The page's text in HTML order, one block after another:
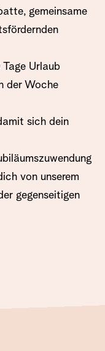
gemeinsame
Urlaub
der Woche
sich dein
von unserem
gegenseitigen